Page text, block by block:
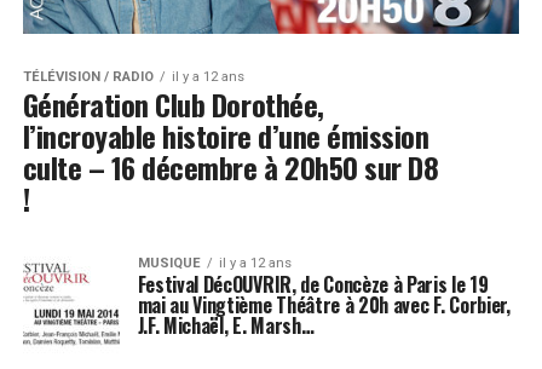
TÉLÉVISION / RADIO il y a 12 ans
Génération Club Dorothée,
l’incroyable histoire d’une émission
culte – 16 décembre à 20h50 sur D8
!
MUSIQUE il y a 12 ans
Festival DécOUVRIR, de Concèze à Paris le 19
mai au Vingtième Théâtre à 20h avec F. Corbier,
J.F. Michaël, E. Marsh…